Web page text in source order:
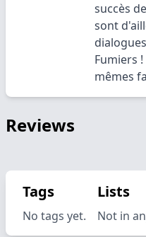
succès
sont
Fumiers
mêmes
Reviews
Tags
No tags yet.
Lists
Not in